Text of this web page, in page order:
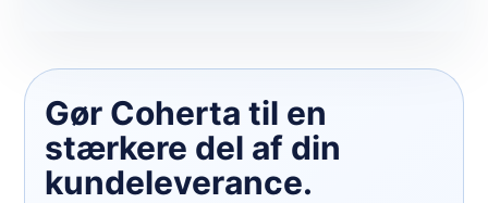
Gør Coherta til en
stærkere del af din
kundeleverance.